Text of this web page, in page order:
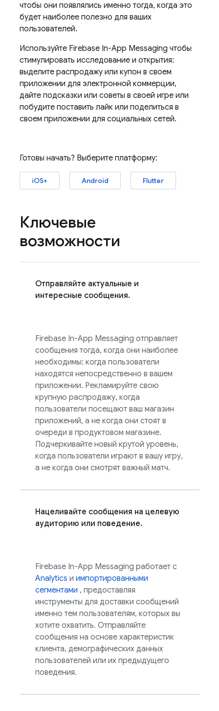
чтобы они появлялись именно тогда, когда это
будет наиболее полезно для ваших
пользователей.
Используйте Firebase In-App Messaging чтобы
стимулировать исследование и открытия:
выделите распродажу или купон в своем
приложении для электронной коммерции,
дайте подсказки или советы в своей игре или
побудите поставить лайк или поделиться в
своем приложении для социальных сетей.
Готовы начать? Выберите платформу:
iOS+ Android Flutter
Ключевые
возможности
Отправляйте актуальные и
интересные сообщения.
Firebase In-App Messaging отправляет
сообщения тогда, когда они наиболее
необходимы: когда пользователи
находятся непосредственно в вашем
приложении. Рекламируйте свою
крупную распродажу, когда
пользователи посещают ваш магазин
приложений, а не когда они стоят в
очереди в продуктовом магазине.
Подчеркивайте новый крутой уровень,
когда пользователи играют в вашу игру,
а не когда они смотрят важный матч.
Нацеливайте сообщения на целевую
аудиторию или поведение.
Firebase In-App Messaging работает с
Analytics и импортированными
сегментами , предоставляя
инструменты для доставки сообщений
именно тем пользователям, которых вы
хотите охватить. Отправляйте
сообщения на основе характеристик
клиента, демографических данных
пользователей или их предыдущего
поведения.